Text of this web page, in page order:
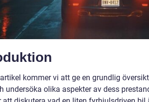
kommer vi att ge en grundlig
undersöka olika aspekter av dess